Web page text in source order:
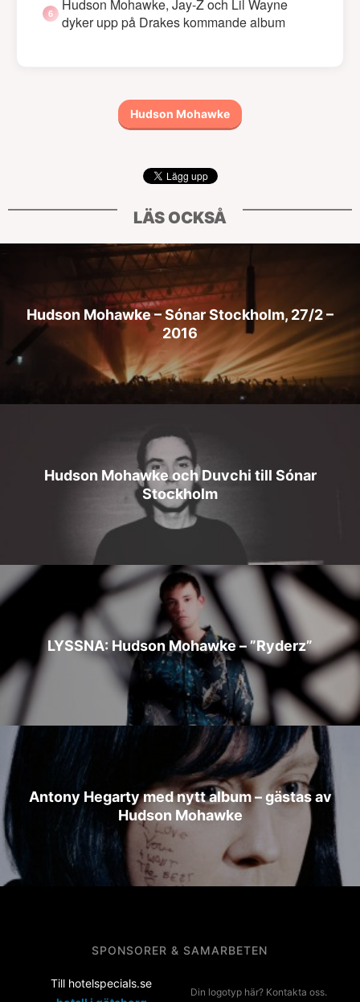
Hudson Mohawke, Jay-Z och Lil Wayne
dyker upp på Drakes kommande album
Hudson Mohawke
LÄS OCKSÅ
Hudson Mohawke – Sónar Stockholm, 27/2 –
2016
Hudson Mohawke och Duvchi till Sónar
Stockholm
LYSSNA: Hudson Mohawke – ”Ryderz”
Antony Hegarty med nytt album – gästas av
Hudson Mohawke
SPONSORER & SAMARBETEN
Till hotelspecials.se
Din logotyp här? Kontakta oss.